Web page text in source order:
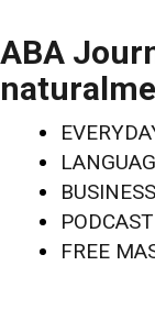
ABA
BUSINESS
PODCAST
FREE